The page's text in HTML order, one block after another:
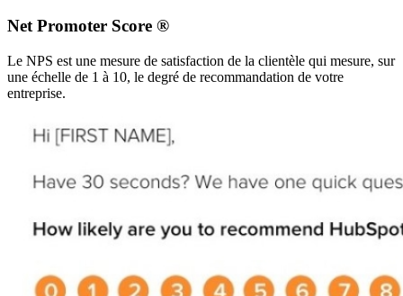
Net Promoter Score ®
Le NPS est une mesure de satisfaction de la clientèle qui mesure, sur
une échelle de 1 à 10, le degré de recommandation de votre
entreprise.